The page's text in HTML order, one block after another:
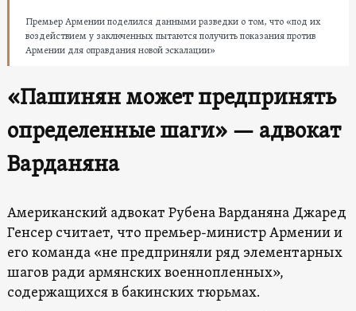
Премьер Армении поделился данными разведки о том, что «под их
воздействием у заключенных пытаются получить показания против
Армении для оправдания новой эскалации»
«Пашинян может предпринять
определенные шаги» — адвокат
Варданяна
Американский адвокат Рубена Варданяна Джаред
Генсер считает, что премьер-министр Армении и
его команда «не предприняли ряд элементарных
шагов ради армянских военнопленных»,
содержащихся в бакинских тюрьмах.